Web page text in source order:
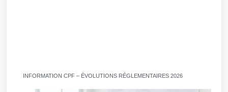
INFORMATION CPF – ÉVOLUTIONS RÉGLEMENTAIRES 2026